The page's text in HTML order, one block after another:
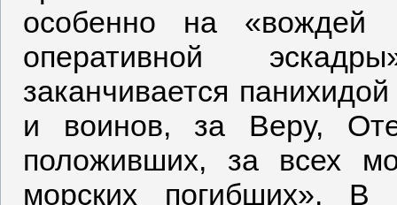
особенно на «вождей
оперативной
заканчивается
и воинов, за Веру,
положивших, за всех
морских погибших». В